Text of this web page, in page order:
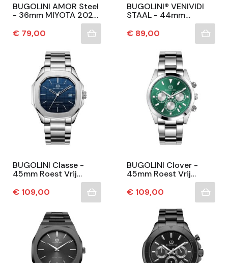
BUGOLINI AMOR Steel
- 36mm MIYOTA 2025
QUARTZ Horloge Voor
Dames - Echte
Schelpen Wijzerplaat
Prijs
€ 79,00
BUGOLINI® VENIVIDI
STAAL - 44mm
Automatische Luxe
Stalen Horloge -
Mechanische Horloge
Prijs
€ 89,00
BUGOLINI Classe -
45mm Roest Vrij
MIYOTA Quartz
Uurwerk – Waterdicht
Prijs
€ 109,00
BUGOLINI Clover -
45mm Roest Vrij
Chrono - MIYOTA
Quartz Uurwerk –
Waterdicht
Prijs
€ 109,00